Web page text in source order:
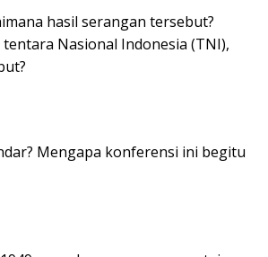
hasil serangan tersebut?
Nasional Indonesia (TNI),
Mengapa konferensi ini begitu